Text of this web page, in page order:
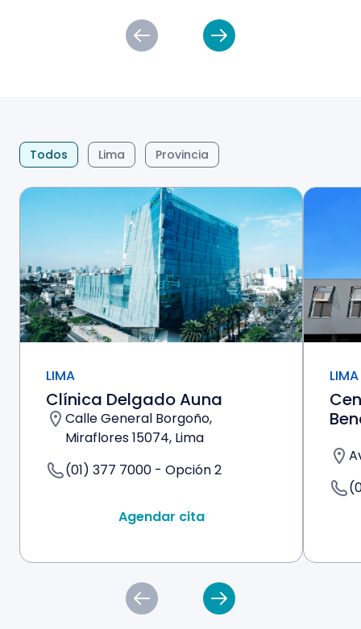
Todos Lima Provincia
LIMA
Clínica Delgado Auna
Calle General Borgoño,
Miraflores 15074, Lima
(01) 377 7000 - Opción 2
Agendar cita
LIMA